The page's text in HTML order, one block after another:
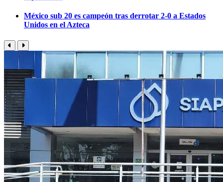
México sub 20 es campeón tras derrotar 2-0 a Estados
Unidos en el Azteca